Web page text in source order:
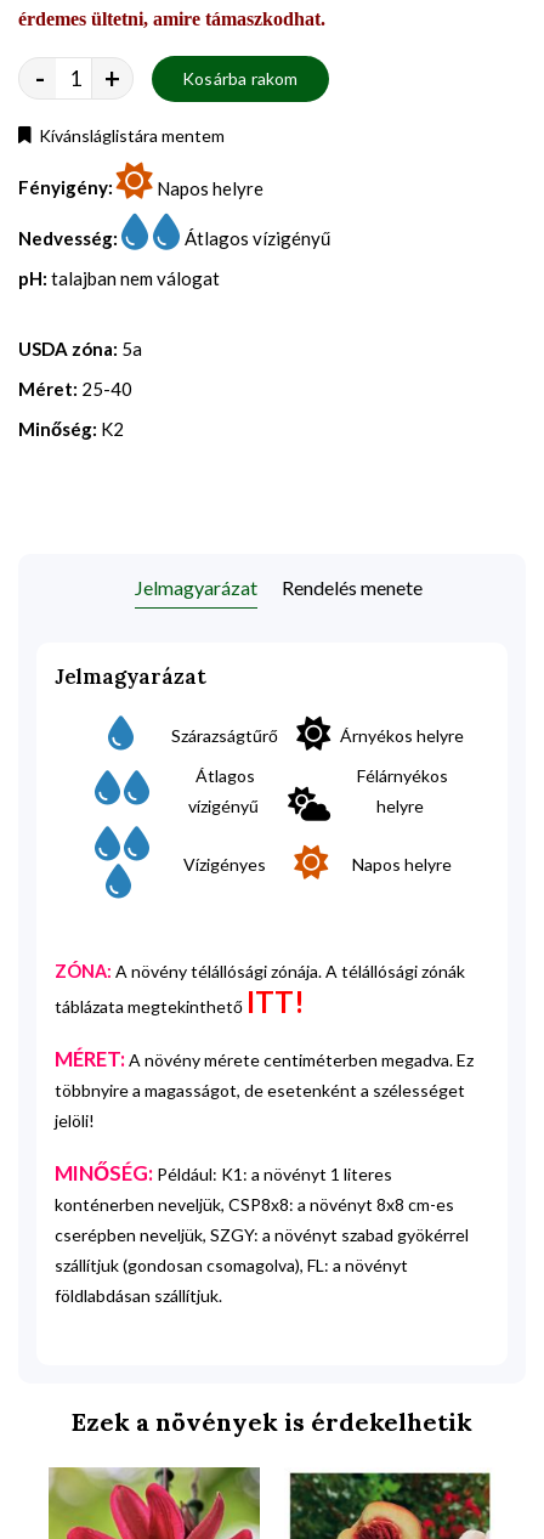
érdemes ültetni, amire támaszkodhat.
- + Kosárba rakom
Kívánsláglistára mentem
Fényigény: Napos helyre
Nedvesség:
Átlagos vízigényű
pH: talajban nem válogat
USDA zóna: 5a
Méret: 25-40
Minőség: K2
Jelmagyarázat Rendelés menete
Jelmagyarázat
Szárazságtűrő
Árnyékos helyre
Átlagos
vízigényű
Félárnyékos
helyre
Vízigényes Napos helyre
ZÓNA: A növény télállósági zónája. A télállósági zónák
táblázata megtekinthető ITT!
MÉRET:A növény mérete centiméterben megadva. Ez
többnyire a magasságot, de esetenként a szélességet
jelöli!
MINŐSÉG: Például: K1: a növényt 1 literes
konténerben neveljük, CSP8x8: a növényt 8x8 cm-es
cserépben neveljük, SZGY: a növényt szabad gyökérrel
szállítjuk (gondosan csomagolva), FL: a növényt
földlabdásan szállítjuk.
Ezek a növények is érdekelhetik